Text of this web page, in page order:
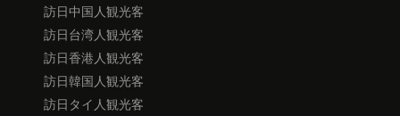
訪日中国人観光客
訪日台湾人観光客
訪日香港人観光客
訪日韓国人観光客
訪日タイ人観光客